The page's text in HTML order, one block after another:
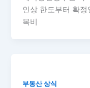
인상 한도부터 확
복비
부동산 상식